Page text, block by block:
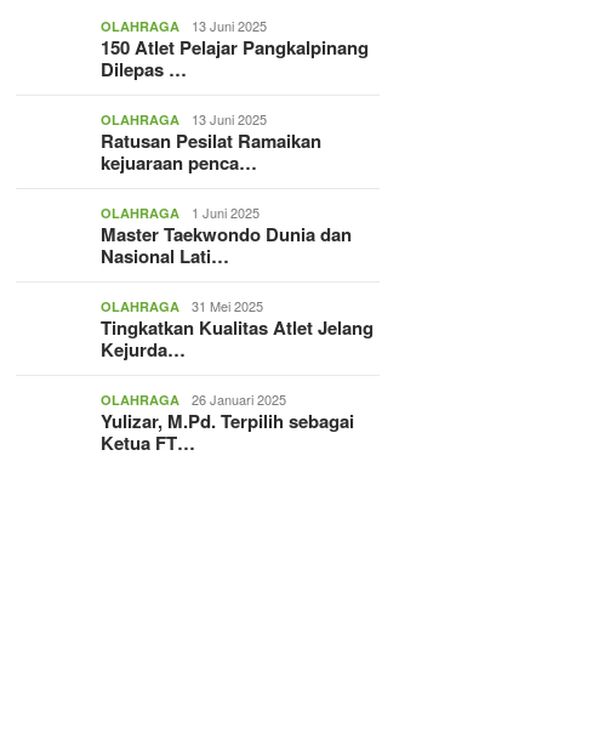
OLAHRAGA 13 Juni 2025
150 Atlet Pelajar Pangkalpinang
Dilepas …
OLAHRAGA 13 Juni 2025
Ratusan Pesilat Ramaikan
kejuaraan penca…
OLAHRAGA 1 Juni 2025
Master Taekwondo Dunia dan
Nasional Lati…
OLAHRAGA 31 Mei 2025
Tingkatkan Kualitas Atlet Jelang
Kejurda…
OLAHRAGA 26 Januari 2025
Yulizar, M.Pd. Terpilih sebagai
Ketua FT…